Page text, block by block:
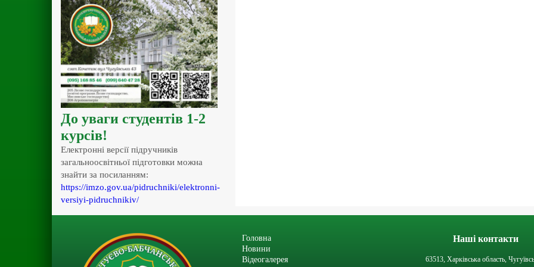
До уваги студентів 1-2
курсів!
Електронні версії підручників
загальноосвітньої підготовки можна
знайти за посиланням:
https://imzo.gov.ua/pidruchniki/elektronni-
versiyi-pidruchnikiv/
Головна
Новини
Відеогалерея
Наші контакти
63513, Харківська область,